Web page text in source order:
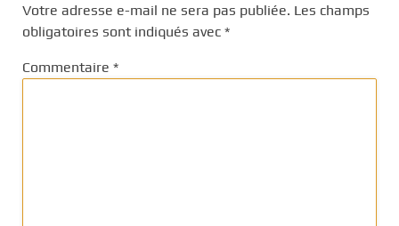
Votre adresse e-mail ne sera pas publiée. Les champs
obligatoires sont indiqués avec *
Commentaire *